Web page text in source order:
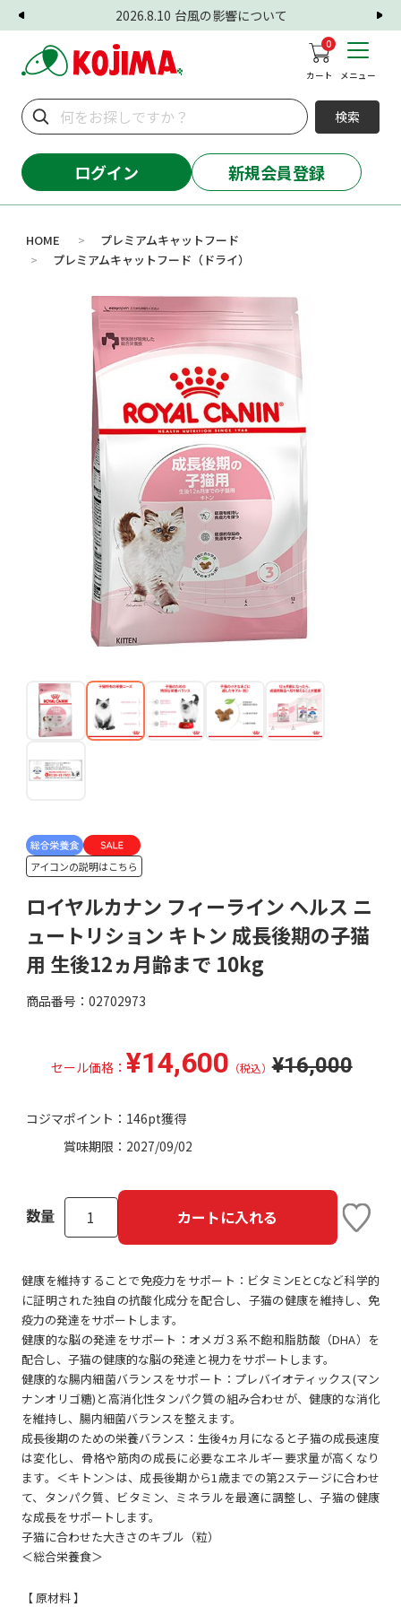
2026.8.10 台風の影響について
0
カート メニュー
検索
ログイン 新規会員登録
HOME > プレミアムキャットフード
> プレミアムキャットフード（ドライ）
アイコンの説明はこちら
ロイヤルカナン フィーライン ヘルス ニ
ュートリション キトン 成長後期の子猫
用 生後12ヵ月齢まで 10kg
商品番号：02702973
セール価格： ¥14,600 （税込）¥16,000
コジマポイント： 146pt獲得
賞味期限： 2027/09/02
数量 カートに入れる
健康を維持することで免疫力をサポート：ビタミンEとCなど科学的
に証明された独自の抗酸化成分を配合し、子猫の健康を維持し、免
疫力の発達をサポートします。
健康的な脳の発達をサポート：オメガ３系不飽和脂肪酸（DHA）を
配合し、子猫の健康的な脳の発達と視力をサポートします。
健康的な腸内細菌バランスをサポート：プレバイオティックス(マン
ナンオリゴ糖)と高消化性タンパク質の組み合わせが、健康的な消化
を維持し、腸内細菌バランスを整えます。
成長後期のための栄養バランス：生後4ヵ月になると子猫の成長速度
は変化し、骨格や筋肉の成長に必要なエネルギー要求量が高くなり
ます。＜キトン＞は、成長後期から1歳までの第2ステージに合わせ
て、タンパク質、ビタミン、ミネラルを最適に調整し、子猫の健康
な成長をサポートします。
子猫に合わせた大きさのキブル（粒）
＜総合栄養食＞
【 原材料 】